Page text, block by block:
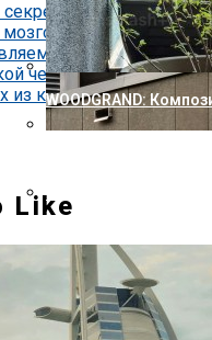
Представлена
WOODGRAND:
надёжности
когда мы
процесс: виды
чертой без бытовых
из кондиционера —
Like